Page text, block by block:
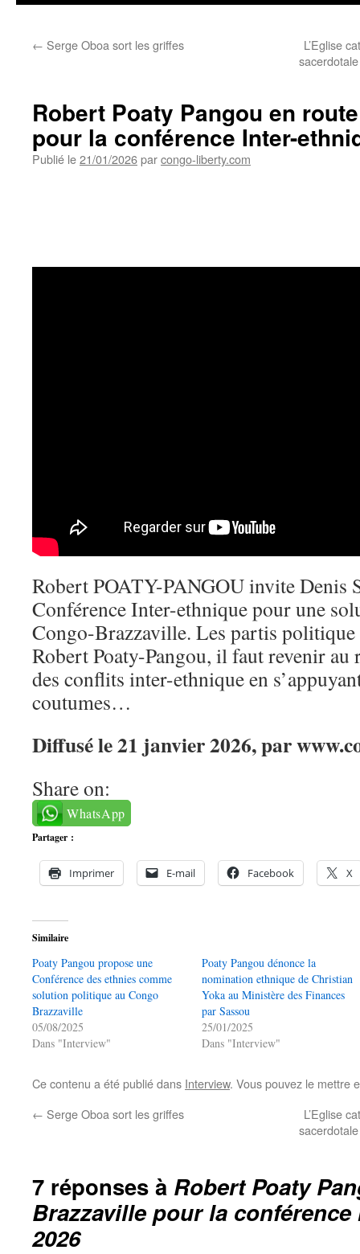
← Serge Oboa sort les griffes
L’Eglise
Robert Poaty Pangou en
pour la conférence Inter-
Publié le21/01/2026parcongo-liberty.com
Robert POATY-PANGOU invite Denis
Conférence Inter-ethnique pour une
Congo-Brazzaville. Les partis politique
Robert Poaty-Pangou, il faut revenir au
des conflits inter-ethnique en
coutumes…
Diffusé le 21 janvier 2026, par
Share on:
WhatsApp
Partager :
Imprimer E-mail Facebook X
Similaire
Poaty Pangou propose une
Conférence des ethnies comme
solution politique au Congo
Brazzaville
05/08/2025
Dans "Interview"
Poaty Pangou dénonce la
nomination ethnique de Christian
Yoka au Ministère des Finances
par Sassou
25/01/2025
Dans "Interview"
Ce contenu a été publié dans Interview. Vous pouvez le mettre
← Serge Oboa sort les griffes
L’Eglise
7 réponses à Robert Poaty
Brazzaville pour la
2026